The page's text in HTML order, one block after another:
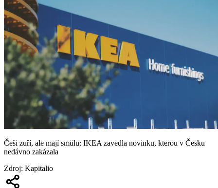
Češi zuří, ale mají smůlu: IKEA zavedla novinku, kterou v Česku
nedávno zakázala
Zdroj: Kapitalio